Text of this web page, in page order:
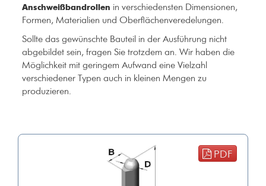
Anschweißbandrollen in verschiedensten Dimensionen,
Formen, Materialien und Oberflächenveredelungen.
Sollte das gewünschte Bauteil in der Ausführung nicht
abgebildet sein, fragen Sie trotzdem an. Wir haben die
Möglichkeit mit geringem Aufwand eine Vielzahl
verschiedener Typen auch in kleinen Mengen zu
produzieren.
PDF